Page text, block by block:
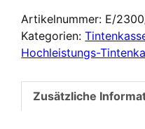
E/2300/2
Menge
Artikelnummer: E/
Kategorien:
Hochleistungs-
Zusätzliche